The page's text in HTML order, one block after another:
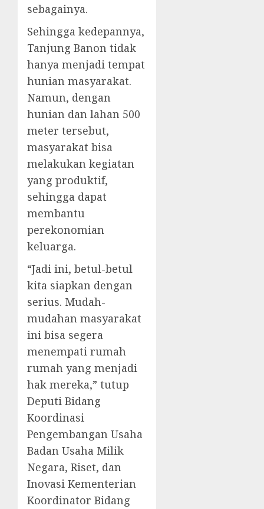
sebagainya.
Sehingga kedepannya,
Tanjung Banon tidak
hanya menjadi tempat
hunian masyarakat.
Namun, dengan
hunian dan lahan 500
meter tersebut,
masyarakat bisa
melakukan kegiatan
yang produktif,
sehingga dapat
membantu
perekonomian
keluarga.
“Jadi ini, betul-betul
kita siapkan dengan
serius. Mudah-
mudahan masyarakat
ini bisa segera
menempati rumah
rumah yang menjadi
hak mereka,” tutup
Deputi Bidang
Koordinasi
Pengembangan Usaha
Badan Usaha Milik
Negara, Riset, dan
Inovasi Kementerian
Koordinator Bidang